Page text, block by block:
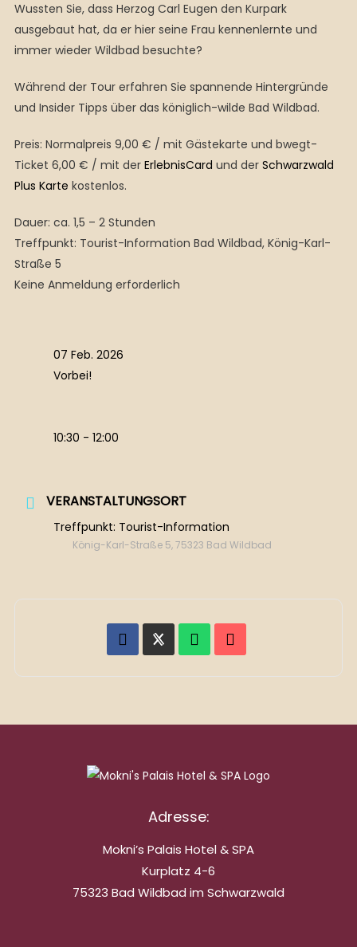
Wussten Sie, dass Herzog Carl Eugen den Kurpark
ausgebaut hat, da er hier seine Frau kennenlernte und
immer wieder Wildbad besuchte?
Während der Tour erfahren Sie spannende Hintergründe
und Insider Tipps über das königlich-wilde Bad Wildbad.
Preis: Normalpreis 9,00 € / mit Gästekarte und bwegt-
Ticket 6,00 € / mit der ErlebnisCard und der Schwarzwald
Plus Karte kostenlos.
Dauer: ca. 1,5 – 2 Stunden
Treffpunkt: Tourist-Information Bad Wildbad, König-Karl-
Straße 5
Keine Anmeldung erforderlich
07 Feb. 2026
Vorbei!
10:30 - 12:00
VERANSTALTUNGSORT
Treffpunkt: Tourist-Information
König-Karl-Straße 5, 75323 Bad Wildbad
Adresse:
Mokni’s Palais Hotel & SPA
Kurplatz 4-6
75323 Bad Wildbad im Schwarzwald